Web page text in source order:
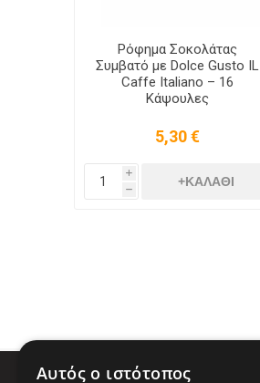
Ρόφημα Σοκολάτας
Συμβατό με Dolce Gusto IL
Caffe Italiano – 16
Κάψουλες
5,30 €
i
h
Αυτός ο ιστότοπος